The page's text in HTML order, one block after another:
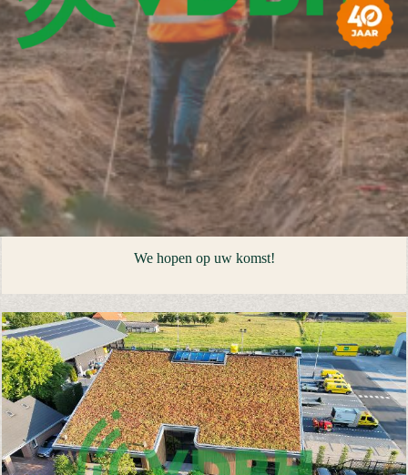
We hopen op uw komst!